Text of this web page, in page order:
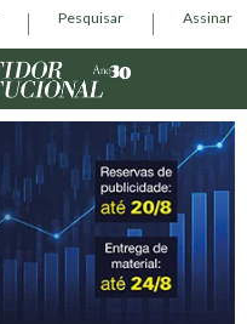
Pesquisar Assinar